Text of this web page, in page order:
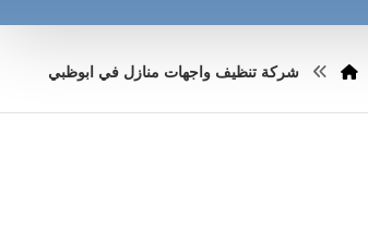
شركة تنظيف واجهات منازل في ابوظبي